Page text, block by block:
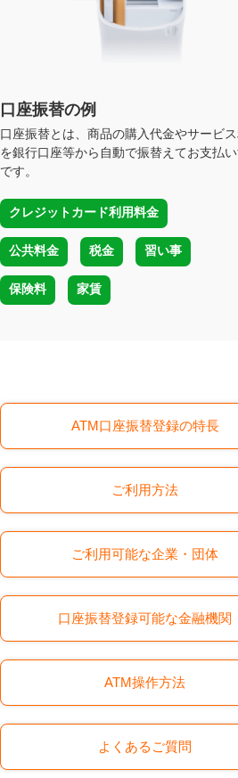
口座振替の例
口座振替とは、商品の購入代金やサービ
を銀行口座等から 自動で振替えてお支払
です。
クレジットカード利用料金
公共料金 税金 習い事
保険料 家賃
ATM口座振替登録の特長
ご利用方法
ご利用可能な企業・団体
口座振替登録可能な金融機関
ATM操作方法
よくあるご質問